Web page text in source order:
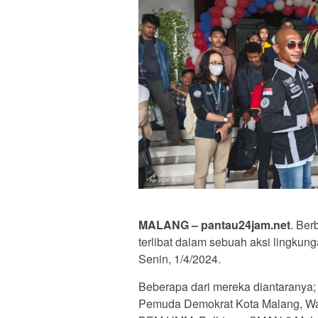
MALANG – pantau24jam.net.
terlibat dalam sebuah aksi
Senin, 1/4/2024.
Beberapa dari mereka
Pemuda Demokrat Kota Malang,